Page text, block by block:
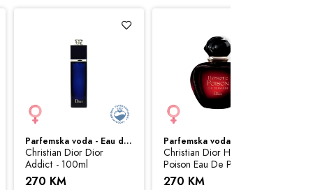
sve svoje resurse da Vam svi artikli na
garantovati da su sve navedene
Parfemska voda - Eau de Parfum (EDP)
Christian Dior Dior
Addict - 100ml
270 KM
Christian Dior Hypnotic
Poison Eau De Parfum -
100ml
270 KM